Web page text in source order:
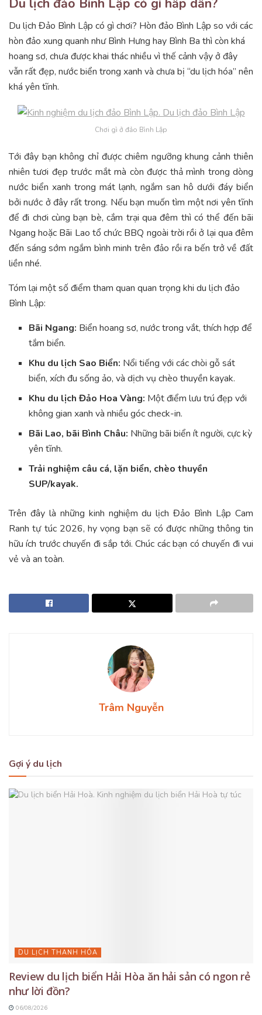
Du lịch Đảo Bình Lập có gì chơi? Hòn đảo Bình Lập so với các
hòn đảo xung quanh như Bình Hưng hay Bình Ba thì còn khá
hoang sơ, chưa được khai thác nhiều vì thế cảnh vậy ở đây
vẫn rất đẹp, nước biển trong xanh và chưa bị “du lịch hóa” nên
khá yên tĩnh.
Chơi gì ở đảo Bình Lập
Tới đây bạn không chỉ được chiêm ngưỡng khung cảnh thiên
nhiên tươi đẹp trước mắt mà còn được thả mình trong dòng
nước biển xanh trong mát lạnh, ngắm san hô dưới đáy biển
bởi nước ở đây rất trong. Nếu bạn muốn tìm một nơi yên tĩnh
để đi chơi cùng bạn bè, cắm trại qua đêm thì có thể đến bãi
Ngang hoặc Bãi Lao tổ chức BBQ ngoài trời rồi ở lại qua đêm
đến sáng sớm ngắm bình minh trên đảo rồi ra bến trở về đất
liền nhé.
Tóm lại một số điểm tham quan quan trọng khi du lịch đảo
Bình Lập:
Bãi Ngang: Biển hoang sơ, nước trong vắt, thích hợp để
tắm biển.
Khu du lịch Sao Biển: Nổi tiếng với các chòi gỗ sát
biển, xích đu sống ảo, và dịch vụ chèo thuyền kayak.
Khu du lịch Đảo Hoa Vàng: Một điểm lưu trú đẹp với
không gian xanh và nhiều góc check-in.
Bãi Lao, bãi Bình Châu: Những bãi biển ít người, cực kỳ
yên tĩnh.
Trải nghiệm câu cá, lặn biển, chèo thuyền
SUP/kayak.
Trên đây là những kinh nghiệm du lịch Đảo Bình Lập Cam
Ranh tự túc 2026, hy vọng bạn sẽ có được những thông tin
hữu ích trước chuyến đi sắp tới. Chúc các bạn có chuyến đi vui
vẻ và an toàn.
Trâm Nguyễn
Gợi ý du lịch
DU LỊCH THANH HÓA
Review du lịch biển Hải Hòa ăn hải sản có ngon rẻ
như lời đồn?
06/08/2026